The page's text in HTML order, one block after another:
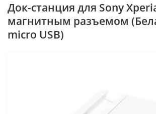
Док-станция для Sony
магнитным разъемом
micro USB)